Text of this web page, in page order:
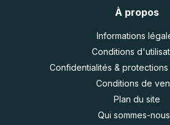
À propos
Informations
Conditions
Confidentialités &
Conditions de
Plan du site
Qui sommes-